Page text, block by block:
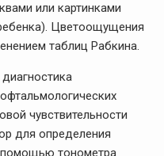
или картинками
Цветоощущения
таблиц Рабкина.
чувствительности
для определения
помощью тонометра